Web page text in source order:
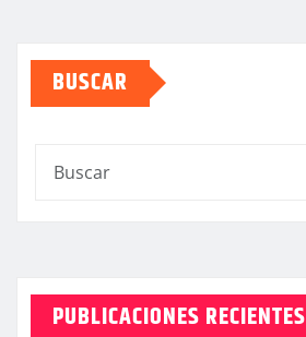
BUSCAR
PUBLICACIONES RECIENTES